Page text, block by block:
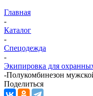
Главная
-
Каталог
-
Спецодежда
-
Экипировка для
-Полукомбинезон
Поделиться